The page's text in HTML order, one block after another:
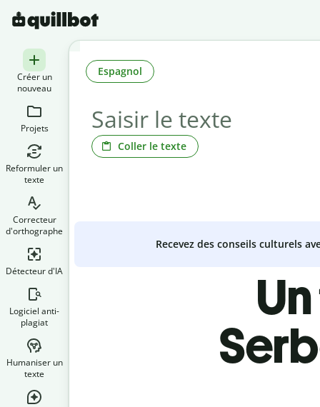
Créer un
nouveau
Projets
Reformuler un
texte
Correcteur
d'orthographe
Détecteur d'IA
Logiciel anti-
plagiat
Humaniser un
texte
Coller le texte
Espagnol
Recevez des conseils culturels